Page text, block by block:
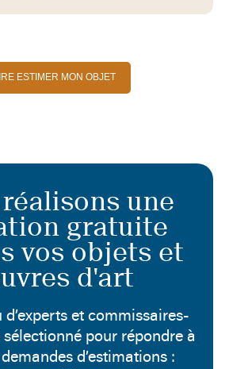
ESTIMER MON OBJET
une
gratuite
vos objets et
d'art
d’experts et commissaires-
sélectionné pour répondre à
d’estimations :